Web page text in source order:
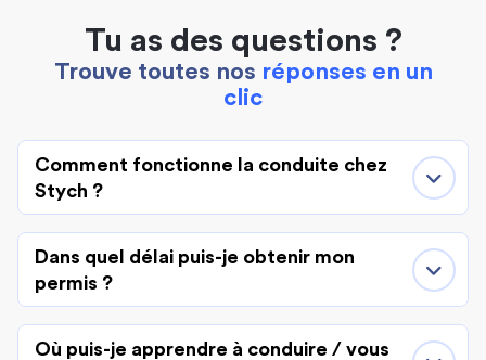
Tu as des questions ?
Trouve toutes nos réponses en un
clic
Comment fonctionne la conduite chez
Stych ?
Dans quel délai puis-je obtenir mon
permis ?
Où puis-je apprendre à conduire / vous